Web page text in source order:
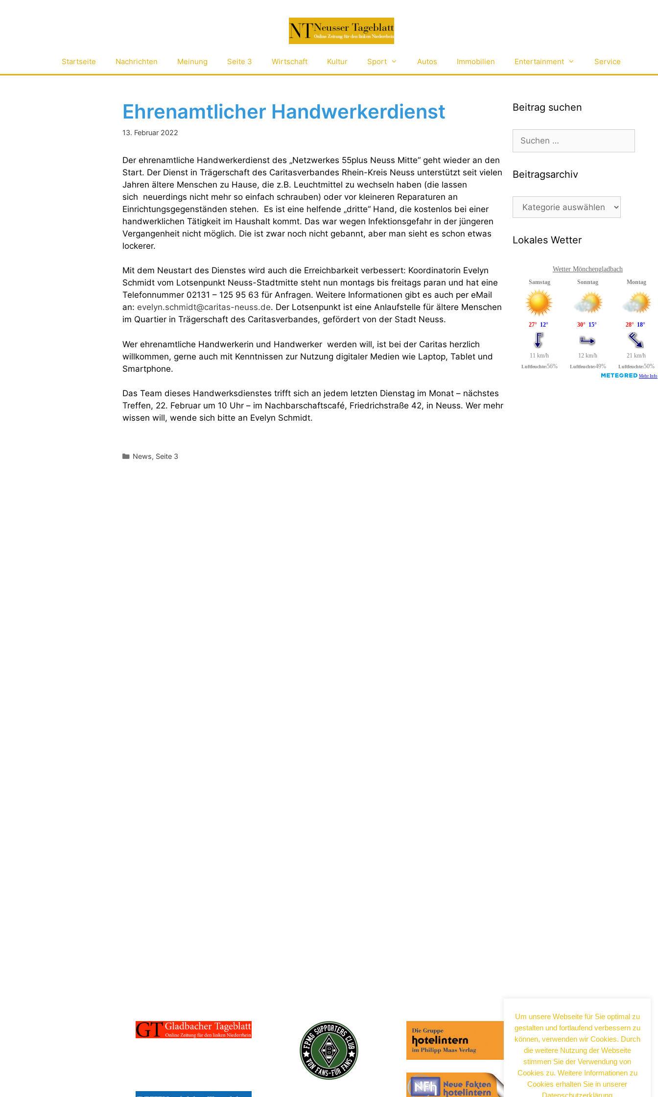
Startseite Nachrichten Meinung Seite 3 Wirtschaft Kultur Sport Autos Immobilien Entertainment Service
Ehrenamtlicher Handwerkerdienst
13. Februar 2022
Der ehrenamtliche Handwerkerdienst des „Netzwerkes 55plus Neuss Mitte“ geht wieder an den
Start. Der Dienst in Trägerschaft des Caritasverbandes Rhein-Kreis Neuss unterstützt seit vielen
Jahren ältere Menschen zu Hause, die z.B. Leuchtmittel zu wechseln haben (die lassen
sich neuerdings nicht mehr so einfach schrauben) oder vor kleineren Reparaturen an
Einrichtungsgegenständen stehen. Es ist eine helfende „dritte“ Hand, die kostenlos bei einer
handwerklichen Tätigkeit im Haushalt kommt. Das war wegen Infektionsgefahr in der jüngeren
Vergangenheit nicht möglich. Die ist zwar noch nicht gebannt, aber man sieht es schon etwas
lockerer.
Mit dem Neustart des Dienstes wird auch die Erreichbarkeit verbessert: Koordinatorin Evelyn
Schmidt vom Lotsenpunkt Neuss-Stadtmitte steht nun montags bis freitags paran und hat eine
Telefonnummer 02131 – 125 95 63 für Anfragen. Weitere Informationen gibt es auch per eMail
an: evelyn.schmidt@caritas-neuss.de. Der Lotsenpunkt ist eine Anlaufstelle für ältere Menschen
im Quartier in Trägerschaft des Caritasverbandes, gefördert von der Stadt Neuss.
Wer ehrenamtliche Handwerkerin und Handwerker werden will, ist bei der Caritas herzlich
willkommen, gerne auch mit Kenntnissen zur Nutzung digitaler Medien wie Laptop, Tablet und
Smartphone.
Das Team dieses Handwerksdienstes trifft sich an jedem letzten Dienstag im Monat – nächstes
Treffen, 22. Februar um 10 Uhr – im Nachbarschaftscafé, Friedrichstraße 42, in Neuss. Wer mehr
wissen will, wende sich bitte an Evelyn Schmidt.
Kategorien
News, Seite 3
Beitrag suchen
Suchen
nach:
Beitragsarchiv
Beitragsarchiv
Lokales Wetter
Wetter Mönchengladbach
Um unsere Webseite für Sie optimal zu
gestalten und fortlaufend verbessern zu
können, verwenden wir Cookies. Durch
die weitere Nutzung der Webseite
stimmen Sie der Verwendung von
Cookies zu. Weitere Informationen zu
Cookies erhalten Sie in unserer
Datenschutzerklärung